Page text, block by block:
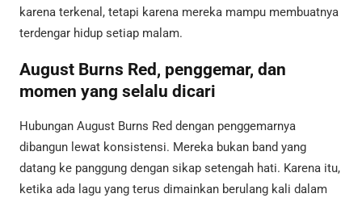
karena terkenal, tetapi karena mereka mampu membuatnya
terdengar hidup setiap malam.
August Burns Red, penggemar, dan
momen yang selalu dicari
Hubungan August Burns Red dengan penggemarnya
dibangun lewat konsistensi. Mereka bukan band yang
datang ke panggung dengan sikap setengah hati. Karena itu,
ketika ada lagu yang terus dimainkan berulang kali dalam